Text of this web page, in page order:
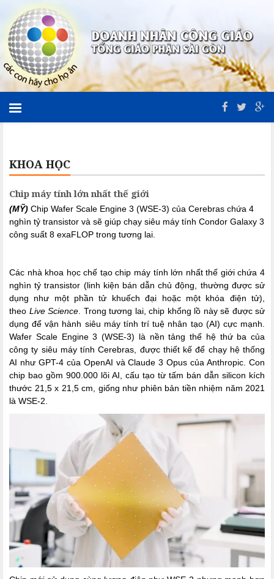
KHOA HỌC
Chip máy tính lớn nhất thế giới
(MỸ) Chip Wafer Scale Engine 3 (WSE-3) của Cerebras chứa 4
nghìn tỷ transistor và sẽ giúp chạy siêu máy tính Condor Galaxy 3
công suất 8 exaFLOP trong tương lai.
Các nhà khoa học chế tạo chip máy tính lớn nhất thế giới chứa 4
nghìn tỷ transistor (linh kiện bán dẫn chủ động, thường được sử
dụng như một phần tử khuếch đại hoặc một khóa điện tử),
theo Live Science . Trong tương lai, chip khổng lồ này sẽ được sử
dụng để vận hành siêu máy tính trí tuệ nhân tạo (AI) cực mạnh.
Wafer Scale Engine 3 (WSE-3) là nền tảng thế hệ thứ ba của
công ty siêu máy tính Cerebras, được thiết kế để chạy hệ thống
AI như GPT-4 của OpenAI và Claude 3 Opus của Anthropic. Con
chip bao gồm 900.000 lõi AI, cấu tạo từ tấm bán dẫn silicon kích
thước 21,5 x 21,5 cm, giống như phiên bản tiền nhiệm năm 2021
là WSE-2.